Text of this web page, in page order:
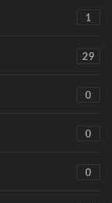
1
29
0
0
0